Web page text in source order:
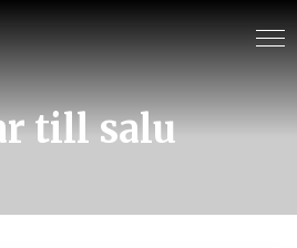
till salu